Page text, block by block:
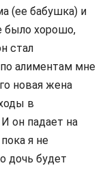
(ее бабушка) и
было хорошо,
стал
алиментам мне
новая жена
в
он падает на
я не
дочь будет